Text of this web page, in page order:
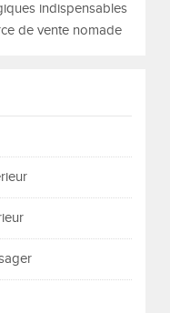
indispensables
de vente nomade